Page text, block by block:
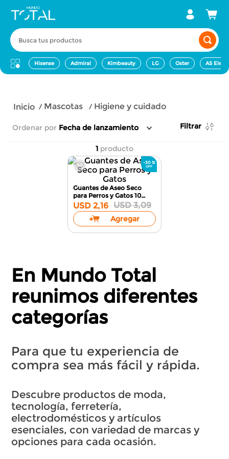
Busca tus productos
Hisense Admiral Kimbeauty LG Oster AS
mascotas higiene y cuidado
Ordenar por Fecha de lanzamiento Filtrar
1 producto
-30 %
Guantes de Aseo Seco
para Perros y Gatos 10
Unidades
USD 2,16 USD 3,09
Agregar
En Mundo Total
reunimos diferentes
categorías
Para que tu experiencia de
compra sea más fácil y rápida.
Descubre productos de moda,
tecnología, ferretería,
electrodomésticos y artículos
esenciales, con variedad de marcas y
opciones para cada ocasión.